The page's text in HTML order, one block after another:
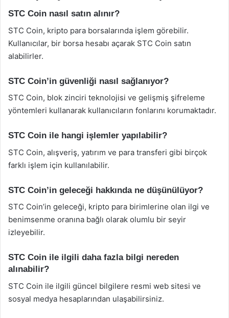
STC Coin nasıl satın alınır?
STC Coin, kripto para borsalarında işlem görebilir.
Kullanıcılar, bir borsa hesabı açarak STC Coin satın
alabilirler.
STC Coin’in güvenliği nasıl sağlanıyor?
STC Coin, blok zinciri teknolojisi ve gelişmiş şifreleme
yöntemleri kullanarak kullanıcıların fonlarını korumaktadır.
STC Coin ile hangi işlemler yapılabilir?
STC Coin, alışveriş, yatırım ve para transferi gibi birçok
farklı işlem için kullanılabilir.
STC Coin’in geleceği hakkında ne düşünülüyor?
STC Coin’in geleceği, kripto para birimlerine olan ilgi ve
benimsenme oranına bağlı olarak olumlu bir seyir
izleyebilir.
STC Coin ile ilgili daha fazla bilgi nereden
alınabilir?
STC Coin ile ilgili güncel bilgilere resmi web sitesi ve
sosyal medya hesaplarından ulaşabilirsiniz.